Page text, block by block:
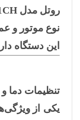
روتل مدل U1411CH
نوع موتور و
این دستگاه
تنظیمات دما
یکی از